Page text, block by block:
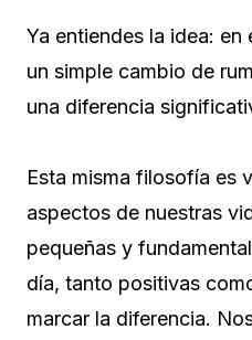
Ya entiendes la idea:
un simple cambio de
una diferencia
Esta misma filosofía es
aspectos de nuestras
pequeñas y
día, tanto positivas
marcar la diferencia.